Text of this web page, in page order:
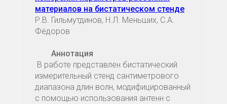
материалов на бистатическом стенде
Р.В. Гильмутдинов, Н.Л. Меньших, С.А.
Фёдоров
Аннотация
В работе представлен бистатический
измерительный стенд сантиметрового
диапазона длин волн, модифицированный
с помощью использования антенн с